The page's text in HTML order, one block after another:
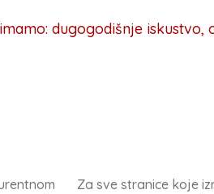
dugogodišnje
Za sve stranice koje